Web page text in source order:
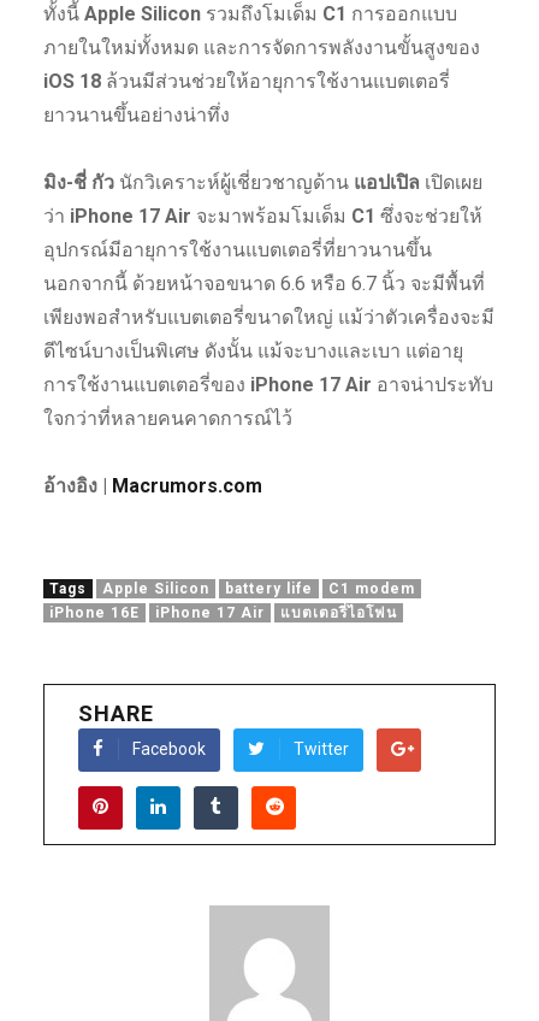
ทั้งนี้ Apple Siliconรวมถึงโมเด็ม C1 การออกแบบ
ภายในใหม่ทั้งหมด และการจัดการพลังงานขั้นสูงของ
iOS 18ล้วนมีส่วนช่วยให้อายุการใช้งานแบตเตอรี่
ยาวนานขึ้นอย่างน่าทึ่ง
มิง-ชี่ กัวนักวิเคราะห์ผู้เชี่ยวชาญด้าน แอปเปิล เปิดเผย
ว่า iPhone 17 Air จะมาพร้อมโมเด็ม C1 ซึ่งจะช่วยให้
อุปกรณ์มีอายุการใช้งานแบตเตอรี่ที่ยาวนานขึ้น
นอกจากนี้ ด้วยหน้าจอขนาด 6.6 หรือ 6.7 นิ้ว จะมีพื้นที่
เพียงพอสำหรับแบตเตอรี่ขนาดใหญ่ แม้ว่าตัวเครื่องจะมี
ดีไซน์บางเป็นพิเศษ ดังนั้น แม้จะบางและเบา แต่อายุ
การใช้งานแบตเตอรี่ของ iPhone 17 Air อาจน่าประทับ
ใจกว่าที่หลายคนคาดการณ์ไว้
อ้างอิง | Macrumors.com
Tags Apple Silicon battery life
C1 modem
iPhone 16E
iPhone 17 Air แบตเตอรี่ไอโฟน
SHARE
Facebook Twitter